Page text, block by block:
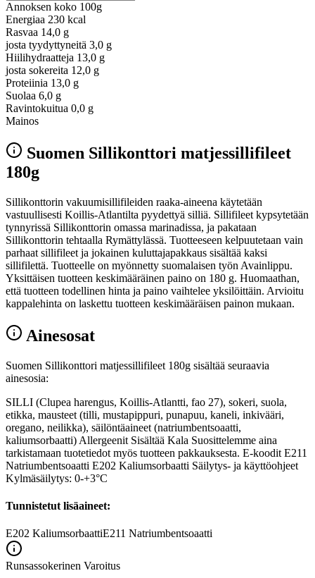
Annoksen koko 100g
Energiaa 230 kcal
Rasvaa 14,0 g
josta tyydyttyneitä 3,0 g
Hiilihydraatteja 13,0 g
josta sokereita 12,0 g
Proteiinia 13,0 g
Suolaa 6,0 g
Ravintokuitua 0,0 g
Mainos
Suomen Sillikonttori matjessillifileet
180g
Sillikonttorin vakuumisillifileiden raaka-aineena käytetään
vastuullisesti Koillis-Atlantilta pyydettyä silliä. Sillifileet kypsytetään
tynnyrissä Sillikonttorin omassa marinadissa, ja pakataan
Sillikonttorin tehtaalla Rymättylässä. Tuotteeseen kelpuutetaan vain
parhaat sillifileet ja jokainen kuluttajapakkaus sisältää kaksi
sillifilettä. Tuotteelle on myönnetty suomalaisen työn Avainlippu.
Yksittäisen tuotteen keskimääräinen paino on 180 g. Huomaathan,
että tuotteen todellinen hinta ja paino vaihtelee yksilöittäin. Arvioitu
kappalehinta on laskettu tuotteen keskimääräisen painon mukaan.
Ainesosat
Suomen Sillikonttori matjessillifileet 180g sisältää seuraavia
ainesosia:
SILLI (Clupea harengus, Koillis-Atlantti, fao 27), sokeri, suola,
etikka, mausteet (tilli, mustapippuri, punapuu, kaneli, inkivääri,
oregano, neilikka), säilöntäaineet (natriumbentsoaatti,
kaliumsorbaatti) Allergeenit Sisältää Kala Suosittelemme aina
tarkistamaan tuotetiedot myös tuotteen pakkauksesta. E-koodit E211
Natriumbentsoaatti E202 Kaliumsorbaatti Säilytys- ja käyttöohjeet
Kylmäsäilytys: 0-+3°C
Tunnistetut lisäaineet:
E202 KaliumsorbaattiE211 Natriumbentsoaatti
Runsassokerinen Varoitus